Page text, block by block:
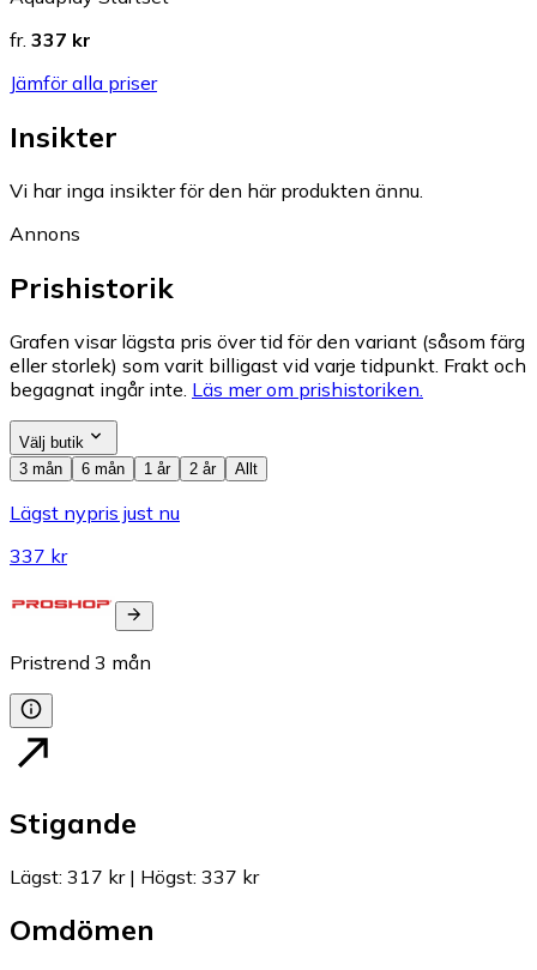
fr. 337 kr
Jämför alla priser
Insikter
Vi har inga insikter för den här produkten ännu.
Annons
Prishistorik
Grafen visar lägsta pris över tid för den variant (såsom färg
eller storlek) som varit billigast vid varje tidpunkt. Frakt och
begagnat ingår inte. Läs mer om prishistoriken.
Välj butik
3 mån
6 mån 1 år 2 år Allt
Lägst nypris just nu
337 kr
Pristrend 3 mån
Stigande
Lägst: 317 kr| Högst: 337 kr
Omdömen